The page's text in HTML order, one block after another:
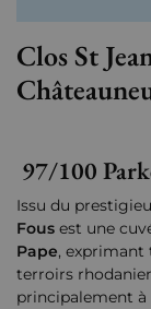
Clos St
97/100
Issu du
Fous est une
Pape, exprimant
terroirs
principalement